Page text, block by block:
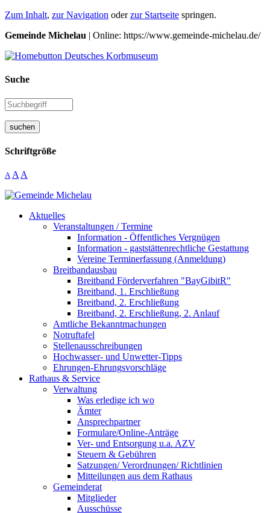
Zum Inhalt, zur Navigation oderzur Startseite springen.
Gemeinde Michelau | Online: https://www.gemeinde-michelau.de/
Suche
suchen
Schriftgröße
A A A
Aktuelles
Veranstaltungen / Termine
Information - Öffentliches Vergnügen
Information - gaststättenrechtliche Gestattung
Vereine Terminerfassung (Anmeldung)
Breitbandausbau
Breitband Förderverfahren "BayGibitR"
Breitband, 1. Erschließung
Breitband, 2. Erschließung
Breitband, 2. Erschließung, 2. Anlauf
Amtliche Bekanntmachungen
Notruftafel
Stellenausschreibungen
Hochwasser- und Unwetter-Tipps
Ehrungen-Ehrungsvorschläge
Rathaus & Service
Verwaltung
Was erledige ich wo
Ämter
Ansprechpartner
Formulare/Online-Anträge
Ver- und Entsorgung u.a. AZV
Steuern & Gebühren
Satzungen/ Verordnungen/ Richtlinien
Mitteilungen aus dem Rathaus
Gemeinderat
Mitglieder
Ausschüsse